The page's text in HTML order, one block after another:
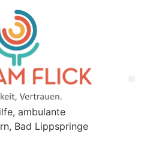
ambulante
Bad Lippspringe